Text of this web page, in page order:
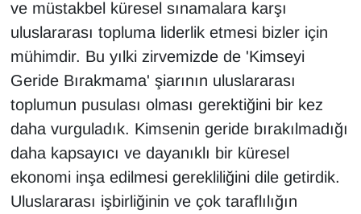
ve müstakbel küresel sınamalara karşı
uluslararası topluma liderlik etmesi bizler için
mühimdir. Bu yılki zirvemizde de 'Kimseyi
Geride Bırakmama' şiarının uluslararası
toplumun pusulası olması gerektiğini bir kez
daha vurguladık. Kimsenin geride bırakılmadığı
daha kapsayıcı ve dayanıklı bir küresel
ekonomi inşa edilmesi gerekliliğini dile getirdik.
Uluslararası işbirliğinin ve çok taraflılığın